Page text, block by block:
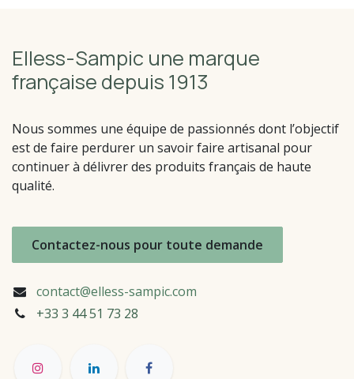
Elless-Sampic une marque
française depuis 1913
Nous sommes une équipe de passionnés dont l’objectif
est de faire perdurer un savoir faire artisanal pour
continuer à délivrer des produits français de haute
qualité.
Contactez-nous pour toute demande
contact@elless-sampic.com
+33 3 44 51 73 28